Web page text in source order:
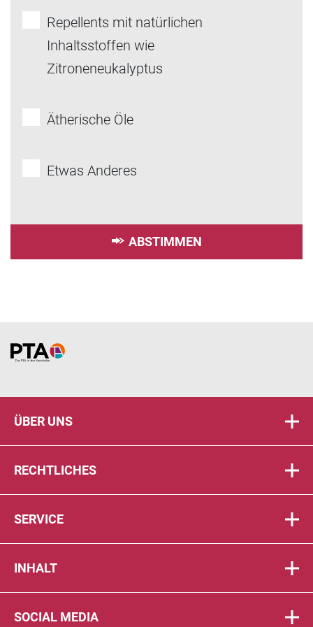
Repellents mit natürlichen
Inhaltsstoffen wie
Zitroneneukalyptus
Ätherische Öle
Etwas Anderes
ABSTIMMEN
Home
ÜBER UNS
RECHTLICHES
SERVICE
INHALT
SOCIAL MEDIA